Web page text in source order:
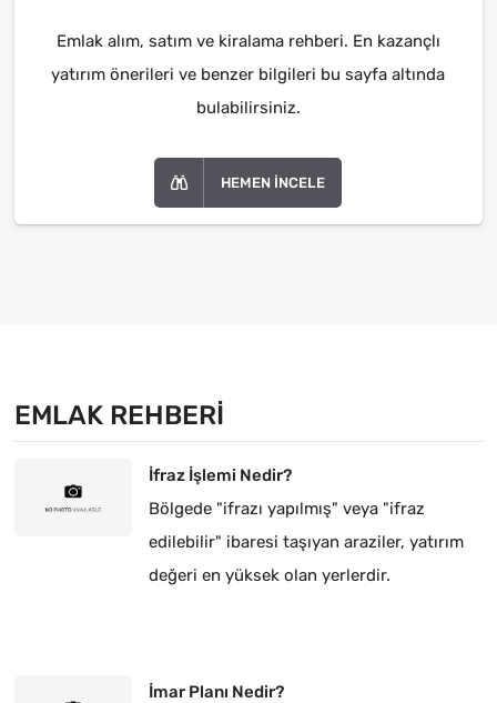
Emlak alım, satım ve kiralama rehberi. En kazançlı
yatırım önerileri ve benzer bilgileri bu sayfa altında
bulabilirsiniz.
HEMEN İNCELE
EMLAK REHBERI
İfraz İşlemi Nedir?
Bölgede "ifrazı yapılmış" veya "ifraz
edilebilir" ibaresi taşıyan araziler, yatırım
değeri en yüksek olan yerlerdir.
İmar Planı Nedir?